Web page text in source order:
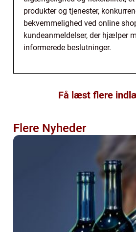
produkter og tjenester,
bekvemmelighed ved online
kundeanmeldelser, der hjælper
informerede beslutninger.
Få læst flere
Flere Nyheder